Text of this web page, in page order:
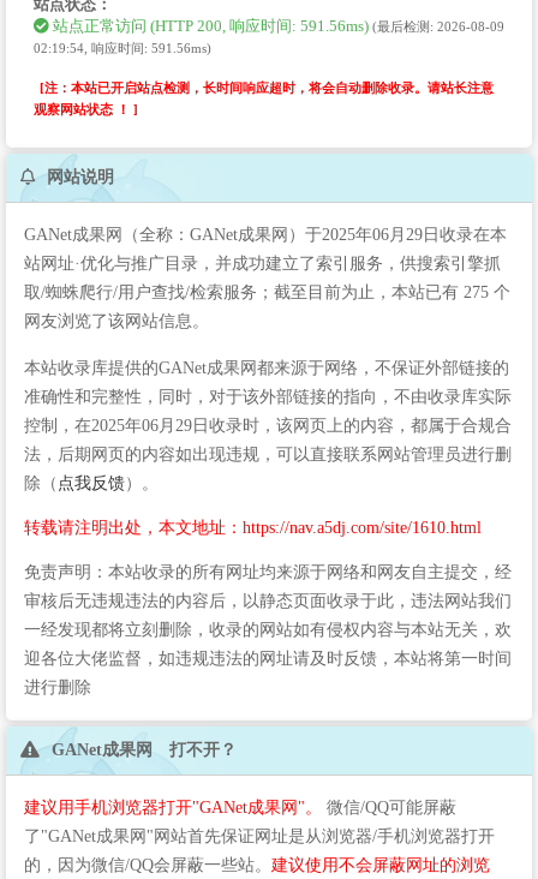
站点状态：
站点正常访问 (HTTP 200, 响应时间: 591.56ms) (最后检测: 2026-08-09
02:19:54, 响应时间: 591.56ms)
[注：本站已开启站点检测，长时间响应超时，将会自动删除收录。请站长注意
观察网站状态 ！ ]
网站说明
GANet成果网（全称：GANet成果网）于2025年06月29日收录在本
站网址·优化与推广目录，并成功建立了索引服务，供搜索引擎抓
取/蜘蛛爬行/用户查找/检索服务；截至目前为止，本站已有 275 个
网友浏览了该网站信息。
本站收录库提供的GANet成果网都来源于网络，不保证外部链接的
准确性和完整性，同时，对于该外部链接的指向，不由收录库实际
控制，在2025年06月29日收录时，该网页上的内容，都属于合规合
法，后期网页的内容如出现违规，可以直接联系网站管理员进行删
除（ 点我反馈）。
转载请注明出处，本文地址：https://nav.a5dj.com/site/1610.html
免责声明：本站收录的所有网址均来源于网络和网友自主提交，经
审核后无违规违法的内容后，以静态页面收录于此，违法网站我们
一经发现都将立刻删除，收录的网站如有侵权内容与本站无关，欢
迎各位大佬监督，如违规违法的网址请及时反馈，本站将第一时间
进行删除
GANet成果网 打不开？
建议用手机浏览器打开"GANet成果网"。
微信/QQ可能屏蔽
了"GANet成果网"网站首先保证网址是从浏览器/手机浏览器打开
的，因为微信/QQ会屏蔽一些站。 建议使用不会屏蔽网址的浏览